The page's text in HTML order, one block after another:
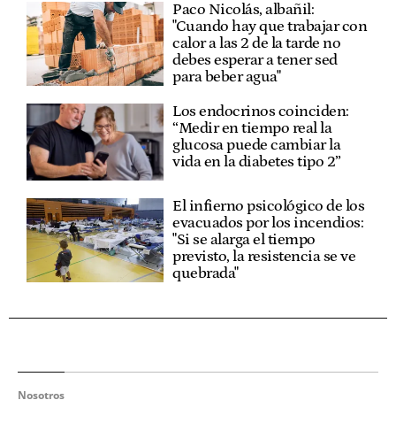
Paco Nicolás, albañil:
"Cuando hay que trabajar con
calor a las 2 de la tarde no
debes esperar a tener sed
para beber agua"
Los endocrinos coinciden:
“Medir en tiempo real la
glucosa puede cambiar la
vida en la diabetes tipo 2”
El infierno psicológico de los
evacuados por los incendios:
"Si se alarga el tiempo
previsto, la resistencia se ve
quebrada"
Nosotros